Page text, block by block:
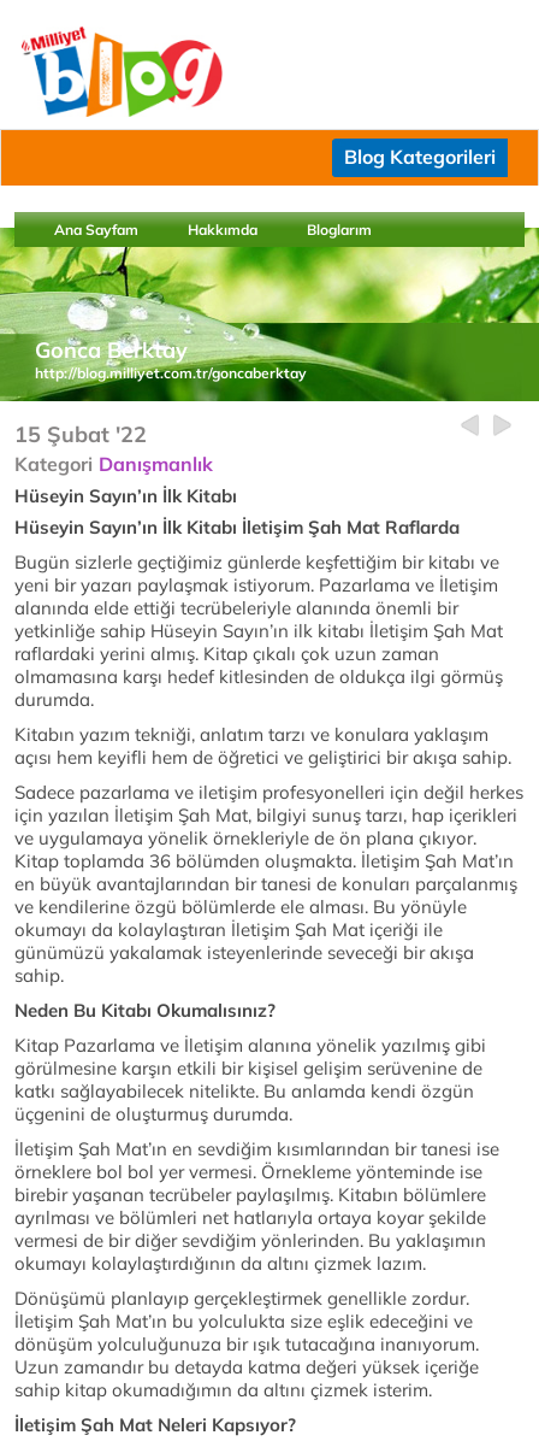
Blog Kategorileri
Ana Sayfam Hakkımda Bloglarım
Gonca Berktay
http://blog.milliyet.com.tr/goncaberktay
15 Şubat '22
Kategori Danışmanlık
Hüseyin Sayın’ın İlk Kitabı
Hüseyin Sayın’ın İlk Kitabı İletişim Şah Mat Raflarda
Bugün sizlerle geçtiğimiz günlerde keşfettiğim bir kitabı ve
yeni bir yazarı paylaşmak istiyorum. Pazarlama ve İletişim
alanında elde ettiği tecrübeleriyle alanında önemli bir
yetkinliğe sahip Hüseyin Sayın’ın ilk kitabı İletişim Şah Mat
raflardaki yerini almış. Kitap çıkalı çok uzun zaman
olmamasına karşı hedef kitlesinden de oldukça ilgi görmüş
durumda.
Kitabın yazım tekniği, anlatım tarzı ve konulara yaklaşım
açısı hem keyifli hem de öğretici ve geliştirici bir akışa sahip.
Sadece pazarlama ve iletişim profesyonelleri için değil herkes
için yazılan İletişim Şah Mat, bilgiyi sunuş tarzı, hap içerikleri
ve uygulamaya yönelik örnekleriyle de ön plana çıkıyor.
Kitap toplamda 36 bölümden oluşmakta. İletişim Şah Mat’ın
en büyük avantajlarından bir tanesi de konuları parçalanmış
ve kendilerine özgü bölümlerde ele alması. Bu yönüyle
okumayı da kolaylaştıran İletişim Şah Mat içeriği ile
günümüzü yakalamak isteyenlerinde seveceği bir akışa
sahip.
Neden Bu Kitabı Okumalısınız?
Kitap Pazarlama ve İletişim alanına yönelik yazılmış gibi
görülmesine karşın etkili bir kişisel gelişim serüvenine de
katkı sağlayabilecek nitelikte. Bu anlamda kendi özgün
üçgenini de oluşturmuş durumda.
İletişim Şah Mat’ın en sevdiğim kısımlarından bir tanesi ise
örneklere bol bol yer vermesi. Örnekleme yönteminde ise
birebir yaşanan tecrübeler paylaşılmış. Kitabın bölümlere
ayrılması ve bölümleri net hatlarıyla ortaya koyar şekilde
vermesi de bir diğer sevdiğim yönlerinden. Bu yaklaşımın
okumayı kolaylaştırdığının da altını çizmek lazım.
Dönüşümü planlayıp gerçekleştirmek genellikle zordur.
İletişim Şah Mat’ın bu yolculukta size eşlik edeceğini ve
dönüşüm yolculuğunuza bir ışık tutacağına inanıyorum.
Uzun zamandır bu detayda katma değeri yüksek içeriğe
sahip kitap okumadığımın da altını çizmek isterim.
İletişim Şah Mat Neleri Kapsıyor?